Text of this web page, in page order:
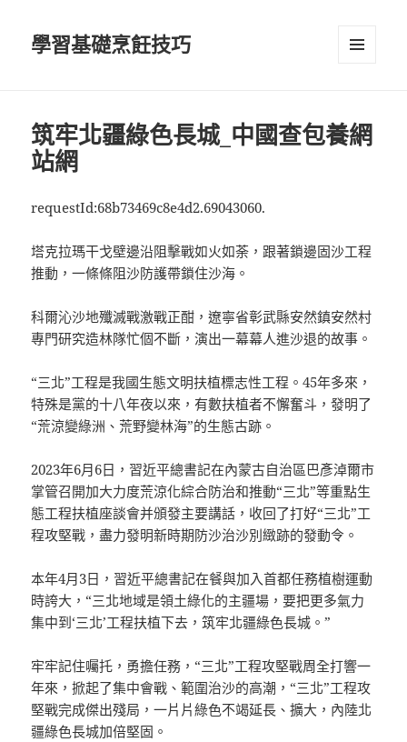
學習基礎烹飪技巧
筑牢北疆綠色長城_中國查包養網
站網
requestId:68b73469c8e4d2.69043060.
塔克拉瑪干戈壁邊沿阻擊戰如火如荼，跟著鎖邊固沙工程
推動，一條條阻沙防護帶鎖住沙海。
科爾沁沙地殲滅戰激戰正酣，遼寧省彰武縣安然鎮安然村
專門研究造林隊忙個不斷，演出一幕幕人進沙退的故事。
“三北”工程是我國生態文明扶植標志性工程。45年多來，
特殊是黨的十八年夜以來，有數扶植者不懈奮斗，發明了
“荒涼變綠洲、荒野變林海”的生態古跡。
2023年6月6日，習近平總書記在內蒙古自治區巴彥淖爾市
掌管召開加大力度荒涼化綜合防治和推動“三北”等重點生
態工程扶植座談會并頒發主要講話，收回了打好“三北”工
程攻堅戰，盡力發明新時期防沙治沙別緻跡的發動令。
本年4月3日，習近平總書記在餐與加入首都任務植樹運動
時誇大，“三北地域是領土綠化的主疆場，要把更多氣力
集中到‘三北’工程扶植下去，筑牢北疆綠色長城。”
牢牢記住囑托，勇擔任務，“三北”工程攻堅戰周全打響一
年來，掀起了集中會戰、範圍治沙的高潮，“三北”工程攻
堅戰完成傑出殘局，一片片綠色不竭延長、擴大，內陸北
疆綠色長城加倍堅固。